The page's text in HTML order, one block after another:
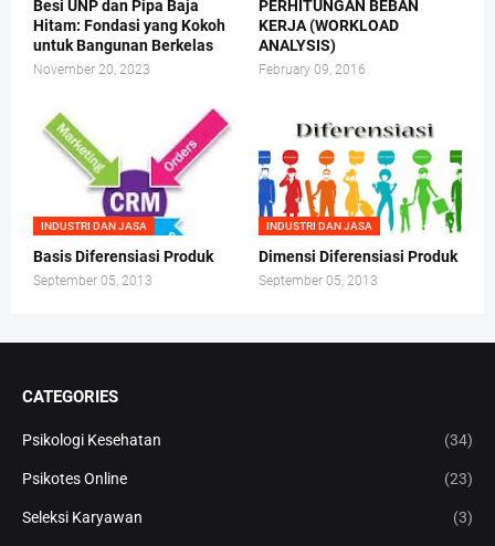
Besi UNP dan Pipa Baja
Hitam: Fondasi yang Kokoh
untuk Bangunan Berkelas
November 20, 2023
PERHITUNGAN BEBAN
KERJA (WORKLOAD
ANALYSIS)
February 09, 2016
INDUSTRI DAN JASA
Basis Diferensiasi Produk
September 05, 2013
INDUSTRI DAN JASA
Dimensi Diferensiasi Produk
September 05, 2013
CATEGORIES
Psikologi Kesehatan (34)
Psikotes Online (23)
Seleksi Karyawan (3)